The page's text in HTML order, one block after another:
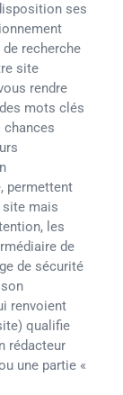
ses
recherche
site
rendre
mots clés
chances
permettent
site mais
les
de
de sécurité
renvoient
qualifie
rédacteur
une partie «